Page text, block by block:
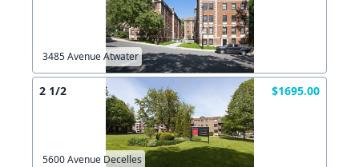
3485 Avenue Atwater
2 1/2 $1695.00
5600 Avenue Decelles